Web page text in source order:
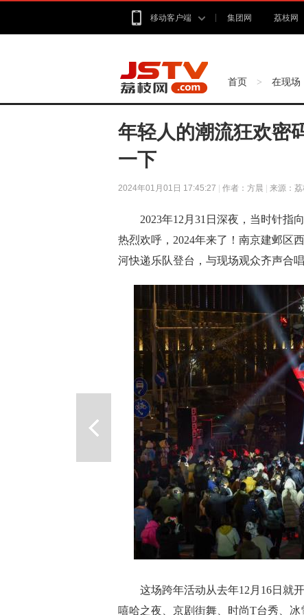
移动客户端 集团网 荔枝网
首页 > 在现场
年轻人的潮流狂欢密
一下
2024年01月01日 17:45:27 作者：方晨 来源：荔
2023年12月31日深夜，当时针指向
热烈欢呼，2024年来了！南京建邺区
河快递乐队登台，与现场观众齐声合
这场跨年活动从去年12月16日就开
嘻哈之夜、京剧街舞、时尚T台秀、